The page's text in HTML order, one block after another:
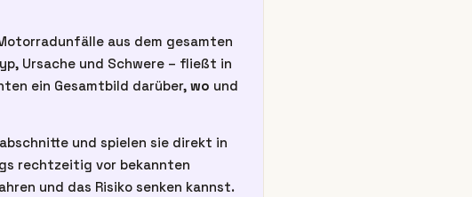
aus dem gesamten
Ursache und Schwere – fließt in
ein Gesamtbild darüber, wo und
und spielen sie direkt in
rechtzeitig vor bekannten
und das Risiko senken kannst.